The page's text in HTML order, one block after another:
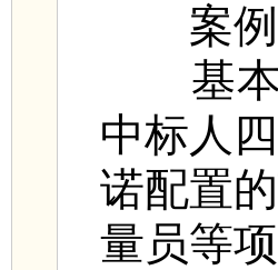
案例
基本
中标人
诺配置
量员等